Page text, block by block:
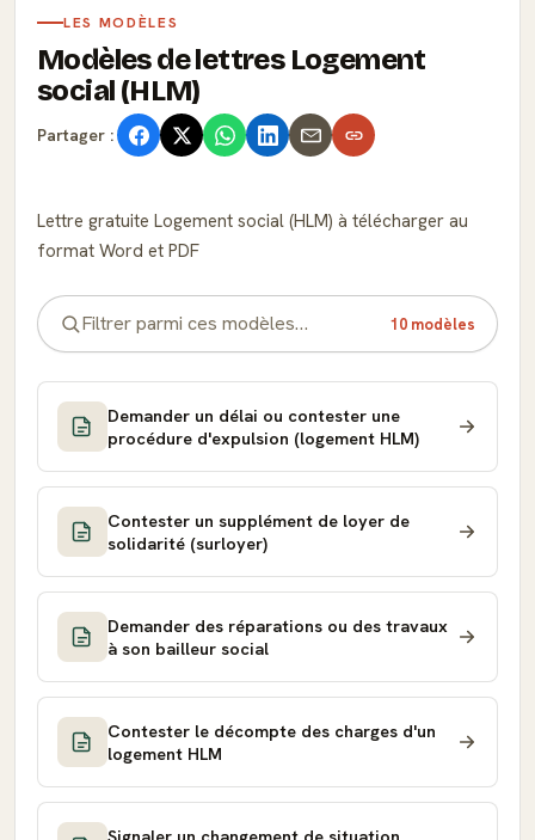
LES MODÈLES
Modèles de lettres Logement
social (HLM)
Partager :
Lettre gratuite Logement social (HLM) à télécharger au
format Word et PDF
10 modèles
Demander un délai ou contester une
procédure d'expulsion (logement HLM)
Contester un supplément de loyer de
solidarité (surloyer)
Demander des réparations ou des travaux
à son bailleur social
Contester le décompte des charges d'un
logement HLM